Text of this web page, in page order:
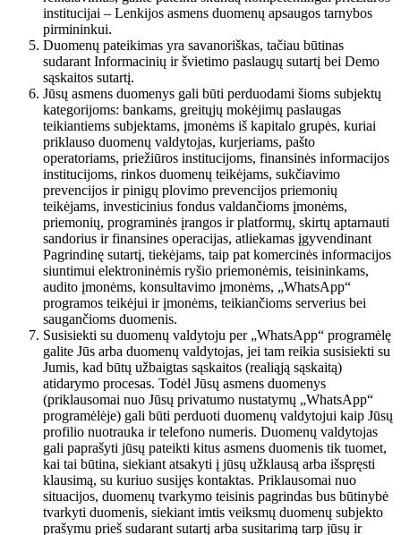
institucijai – Lenkijos asmens duomenų apsaugos tarnybos
pirmininkui.
Duomenų pateikimas yra savanoriškas, tačiau būtinas
sudarant Informacinių ir švietimo paslaugų sutartį bei Demo
sąskaitos sutartį.
Jūsų asmens duomenys gali būti perduodami šioms subjektų
kategorijoms: bankams, greitųjų mokėjimų paslaugas
teikiantiems subjektams, įmonėms iš kapitalo grupės, kuriai
priklauso duomenų valdytojas, kurjeriams, pašto
operatoriams, priežiūros institucijoms, finansinės informacijos
institucijoms, rinkos duomenų teikėjams, sukčiavimo
prevencijos ir pinigų plovimo prevencijos priemonių
teikėjams, investicinius fondus valdančioms įmonėms,
priemonių, programinės įrangos ir platformų, skirtų aptarnauti
sandorius ir finansines operacijas, atliekamas įgyvendinant
Pagrindinę sutartį, tiekėjams, taip pat komercinės informacijos
siuntimui elektroninėmis ryšio priemonėmis, teisininkams,
audito įmonėms, konsultavimo įmonėms, „WhatsApp“
programos teikėjui ir įmonėms, teikiančioms serverius bei
saugančioms duomenis.
Susisiekti su duomenų valdytoju per „WhatsApp“ programėlę
galite Jūs arba duomenų valdytojas, jei tam reikia susisiekti su
Jumis, kad būtų užbaigtas sąskaitos (realiąją sąskaitą)
atidarymo procesas. Todėl Jūsų asmens duomenys
(priklausomai nuo Jūsų privatumo nustatymų „WhatsApp“
programėlėje) gali būti perduoti duomenų valdytojui kaip Jūsų
profilio nuotrauka ir telefono numeris. Duomenų valdytojas
gali paprašyti jūsų pateikti kitus asmens duomenis tik tuomet,
kai tai būtina, siekiant atsakyti į jūsų užklausą arba išspręsti
klausimą, su kuriuo susijęs kontaktas. Priklausomai nuo
situacijos, duomenų tvarkymo teisinis pagrindas bus būtinybė
tvarkyti duomenis, siekiant imtis veiksmų duomenų subjekto
prašymu prieš sudarant sutartį arba susitarimą tarp jūsų ir